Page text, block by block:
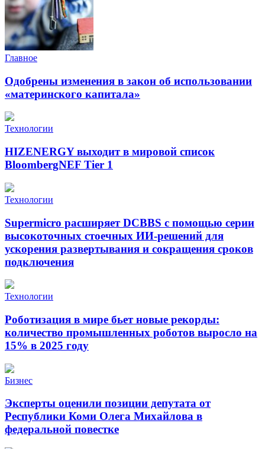
Главное
Одобрены изменения в закон об использовании
«материнского капитала»
Технологии
HIZENERGY выходит в мировой список
BloombergNEF Tier 1
Технологии
Supermicro расширяет DCBBS с помощью серии
высокоточных стоечных ИИ-решений для
ускорения развертывания и сокращения сроков
подключения
Технологии
Роботизация в мире бьет новые рекорды:
количество промышленных роботов выросло на
15% в 2025 году
Бизнес
Эксперты оценили позиции депутата от
Республики Коми Олега Михайлова в
федеральной повестке